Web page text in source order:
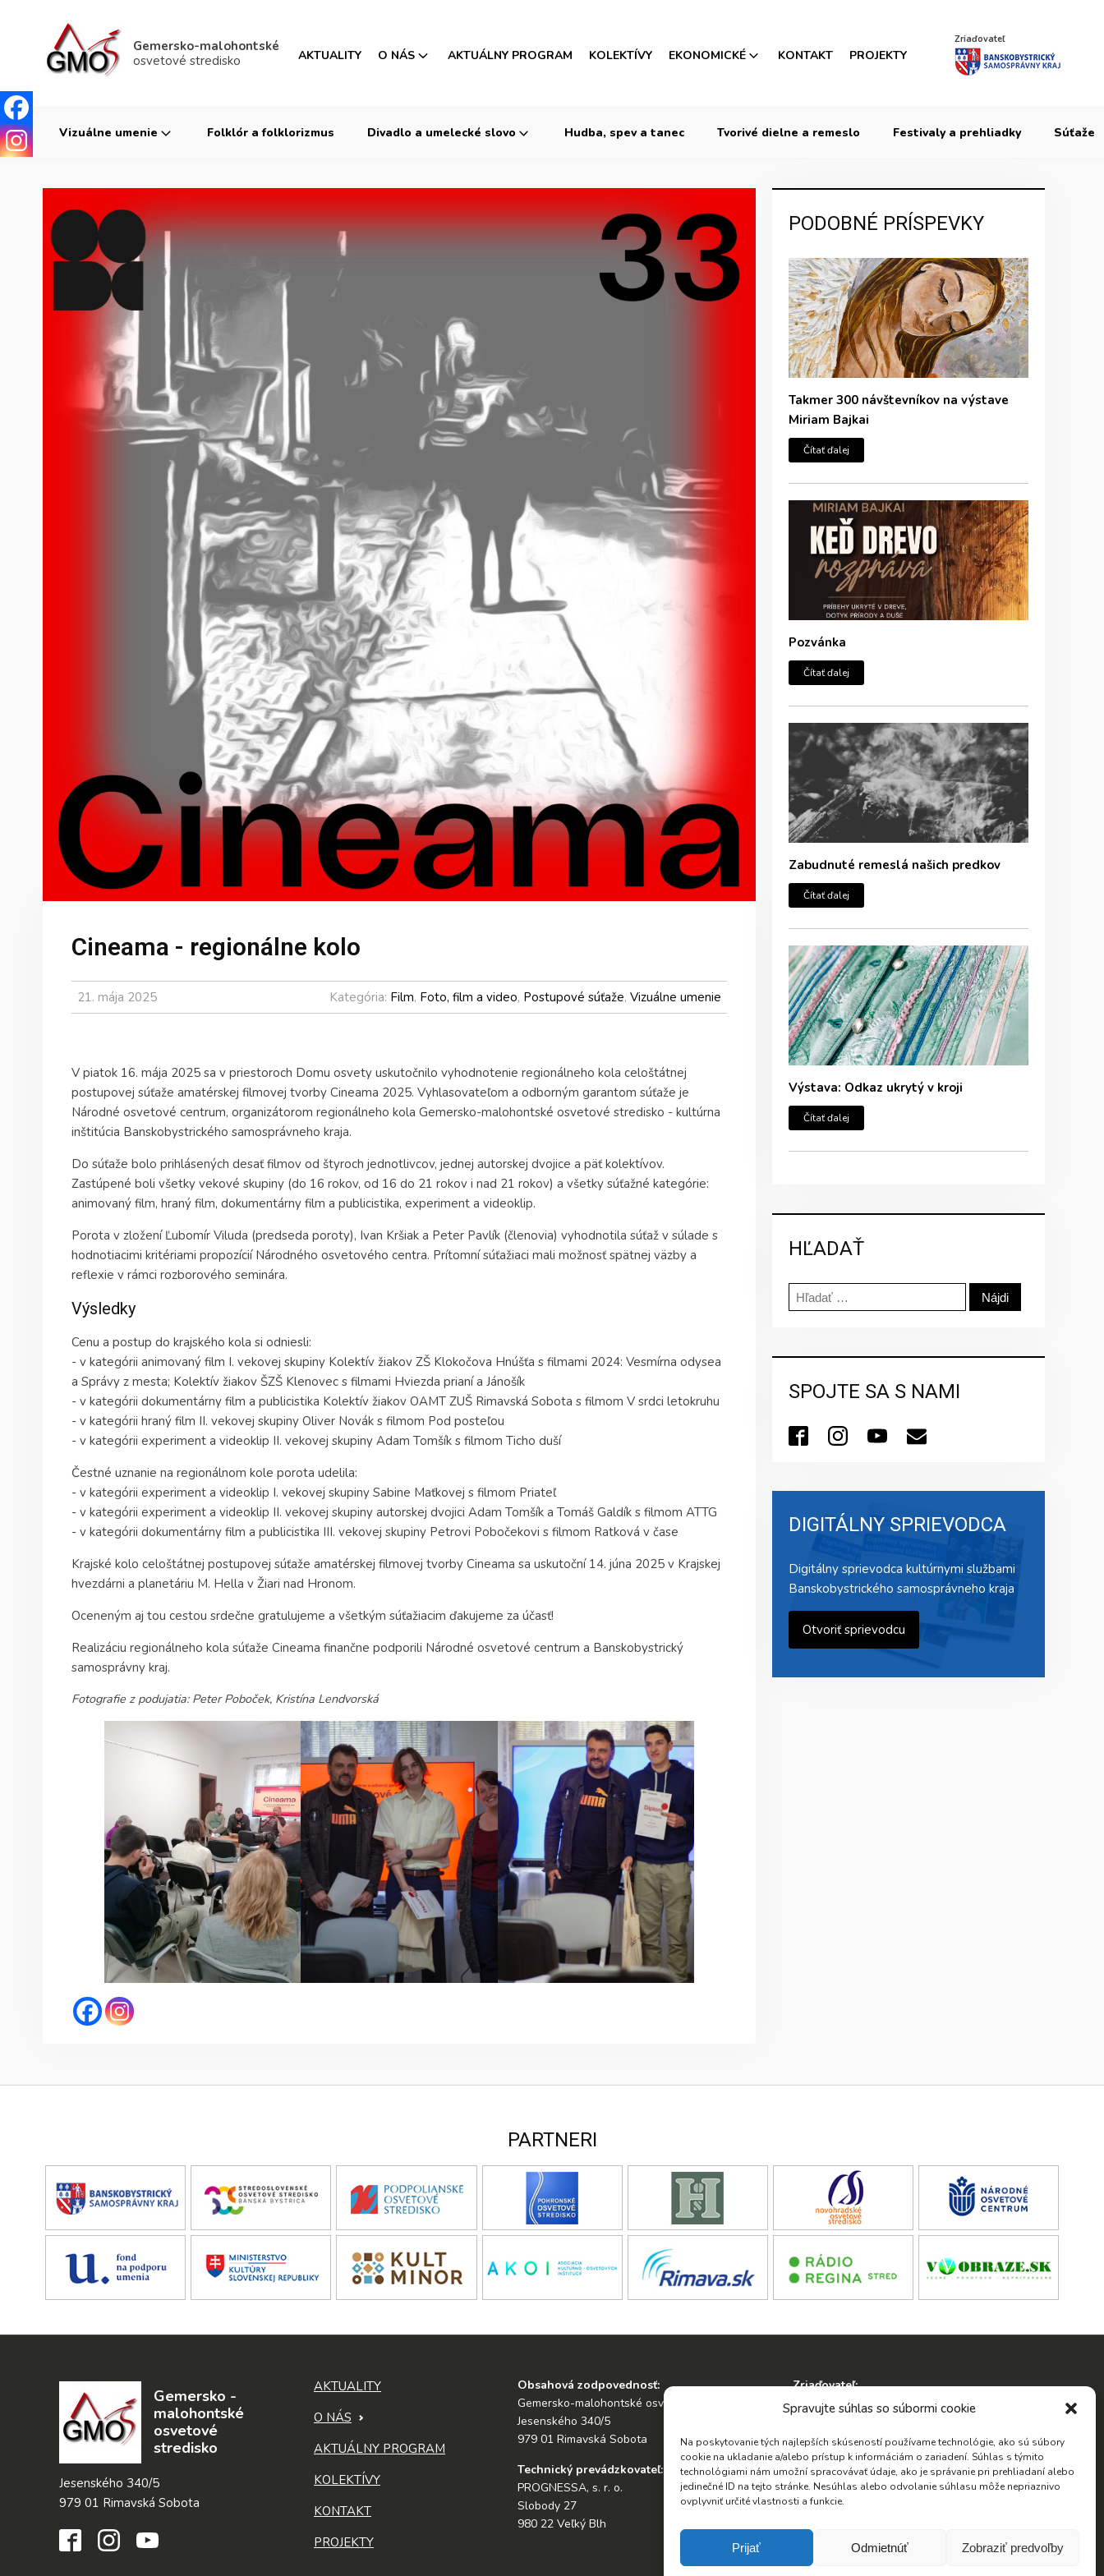
Spravujte súhlas so súbormi cookie
Na poskytovanie tých najlepších skúseností používame technológie, ako sú súbory
cookie na ukladanie a/alebo prístup k informáciám o zariadení. Súhlas s týmito
technológiami nám umožní spracovávať údaje, ako je správanie pri prehliadaní alebo
jedinečné ID na tejto stránke. Nesúhlas alebo odvolanie súhlasu môže nepriaznivo
ovplyvniť určité vlastnosti a funkcie.
Prijať Odmietnúť Zobraziť predvoľby
Gemersko-malohontské
osvetové stredisko
AKTUALITY O NÁS AKTUÁLNY PROGRAM KOLEKTÍVY EKONOMICKÉ KONTAKT PROJEKTY
Zriaďovateľ
Vizuálne umenie Folklór a folklorizmus Divadlo a umelecké slovo Hudba, spev a tanec Tvorivé dielne a remeslo Festivaly a prehliadky Súťaže
Cineama - regionálne kolo
21. mája 2025 Kategória: Film, Foto, film a video, Postupové súťaže, Vizuálne umenie
V piatok 16. mája 2025 sa v priestoroch Domu osvety uskutočnilo vyhodnotenie regionálneho kola celoštátnej
postupovej súťaže amatérskej filmovej tvorby Cineama 2025. Vyhlasovateľom a odborným garantom súťaže je
Národné osvetové centrum, organizátorom regionálneho kola Gemersko-malohontské osvetové stredisko - kultúrna
inštitúcia Banskobystrického samosprávneho kraja.
Do súťaže bolo prihlásených desať filmov od štyroch jednotlivcov, jednej autorskej dvojice a päť kolektívov.
Zastúpené boli všetky vekové skupiny (do 16 rokov, od 16 do 21 rokov i nad 21 rokov) a všetky súťažné kategórie:
animovaný film, hraný film, dokumentárny film a publicistika, experiment a videoklip.
Porota v zložení Ľubomír Viluda (predseda poroty), Ivan Kršiak a Peter Pavlík (členovia) vyhodnotila súťaž v súlade s
hodnotiacimi kritériami propozícií Národného osvetového centra. Prítomní súťažiaci mali možnosť spätnej väzby a
reflexie v rámci rozborového seminára.
Výsledky
Cenu a postup do krajského kola si odniesli:
- v kategórii animovaný film I. vekovej skupiny Kolektív žiakov ZŠ Klokočova Hnúšťa s filmami 2024: Vesmírna odysea
a Správy z mesta; Kolektív žiakov ŠZŠ Klenovec s filmami Hviezda prianí a Jánošík
- v kategórii dokumentárny film a publicistika Kolektív žiakov OAMT ZUŠ Rimavská Sobota s filmom V srdci letokruhu
- v kategórii hraný film II. vekovej skupiny Oliver Novák s filmom Pod posteľou
- v kategórii experiment a videoklip II. vekovej skupiny Adam Tomšík s filmom Ticho duší
Čestné uznanie na regionálnom kole porota udelila:
- v kategórii experiment a videoklip I. vekovej skupiny Sabine Maťkovej s filmom Priateľ
- v kategórii experiment a videoklip II. vekovej skupiny autorskej dvojici Adam Tomšík a Tomáš Galdík s filmom ATTG
- v kategórii dokumentárny film a publicistika III. vekovej skupiny Petrovi Pobočekovi s filmom Ratková v čase
Krajské kolo celoštátnej postupovej súťaže amatérskej filmovej tvorby Cineama sa uskutoční 14. júna 2025 v Krajskej
hvezdárni a planetáriu M. Hella v Žiari nad Hronom.
Oceneným aj tou cestou srdečne gratulujeme a všetkým súťažiacim ďakujeme za účasť!
Realizáciu regionálneho kola súťaže Cineama finančne podporili Národné osvetové centrum a Banskobystrický
samosprávny kraj.
Fotografie z podujatia: Peter Poboček, Kristína Lendvorská
PODOBNÉ PRÍSPEVKY
Takmer 300 návštevníkov na výstave
Miriam Bajkai
Čítať ďalej
Pozvánka
Čítať ďalej
Zabudnuté remeslá našich predkov
Čítať ďalej
Výstava: Odkaz ukrytý v kroji
Čítať ďalej
HĽADAŤ
Hľadať:
SPOJTE SA S NAMI
DIGITÁLNY SPRIEVODCA
Digitálny sprievodca kultúrnymi službami
Banskobystrického samosprávneho kraja
Otvoriť sprievodcu
PARTNERI
Gemersko -
malohontské
osvetové
stredisko
Jesenského 340/5
979 01 Rimavská Sobota
AKTUALITY
O NÁS
AKTUÁLNY PROGRAM
KOLEKTÍVY
KONTAKT
PROJEKTY
Obsahová zodpovednosť:
Gemersko-malohontské osvetové stredisko
Jesenského 340/5
979 01 Rimavská Sobota
Technický prevádzkovateľ:
PROGNESSA, s. r. o.
Slobody 27
980 22 Veľký Blh
Zriaďovateľ:
Hľadať: